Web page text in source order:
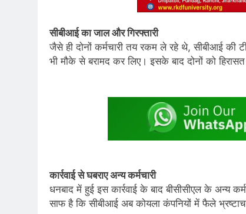
सीबीआई का जाल और गिरफ्तारी
जैसे ही दोनों कर्मचारी तय रकम ले रहे थे, सीबीआई की
भी मौके से बरामद कर लिए। इसके बाद दोनों को
कार्रवाई से घबराए अन्य कर्मचारी
धनबाद में हुई इस कार्रवाई के बाद बीसीसीएल के अन्य
साफ है कि सीबीआई अब कोयला कंपनियों में फैले